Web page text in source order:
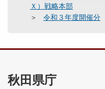
Ｘ）戦略本部
令和３年度開催分
秋田県庁